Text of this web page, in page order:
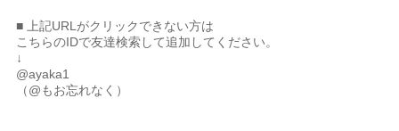
■ 上記URLがクリックできない方は
こちらのIDで友達検索して追加してください。
↓
@ayaka1
（@もお忘れなく）